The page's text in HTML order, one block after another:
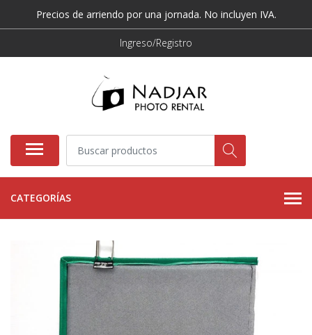
Precios de arriendo por una jornada. No incluyen IVA.
Ingreso/Registro
CATEGORÍAS